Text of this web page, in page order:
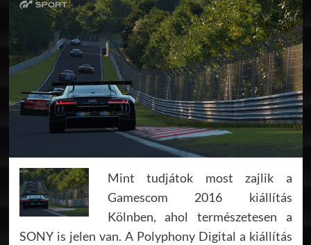
Mint tudjátok most zajlik a
Gamescom 2016 kiállítás
Kölnben, ahol természetesen a
SONY is jelen van. A Polyphony Digital a kiállítás